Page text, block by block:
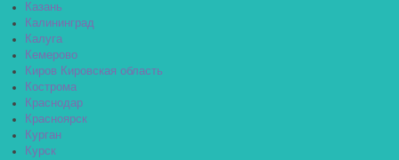
Казань
Калининград
Калуга
Кемерово
Киров Кировская область
Кострома
Краснодар
Красноярск
Курган
Курск